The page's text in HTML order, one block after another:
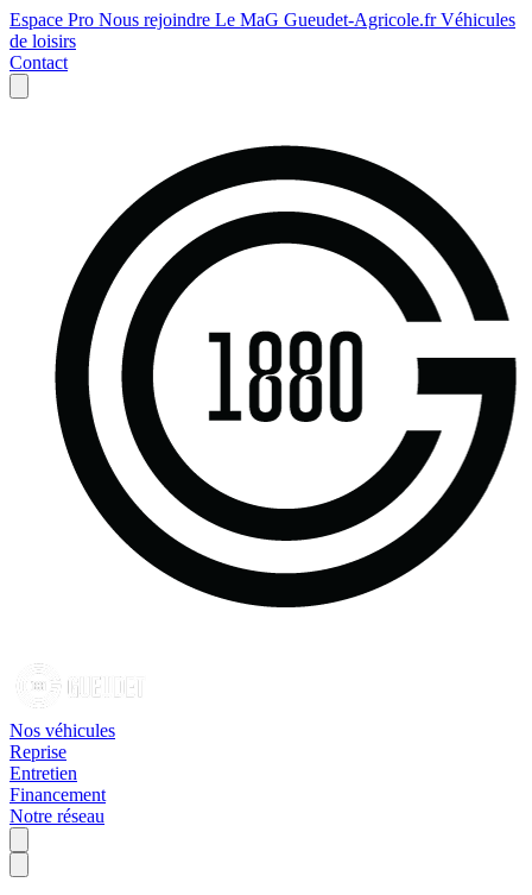
Espace Pro Nous rejoindre Le MaG Gueudet-Agricole.frVéhicules
de loisirs
Contact
Nos véhicules
Reprise
Entretien
Financement
Notre réseau